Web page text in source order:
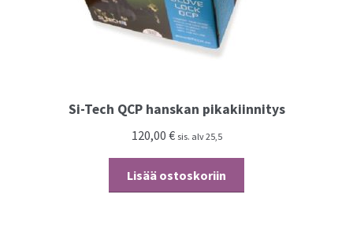
Si-Tech QCP hanskan pikakiinnitys
120,00 € sis. alv 25,5
Lisää ostoskoriin